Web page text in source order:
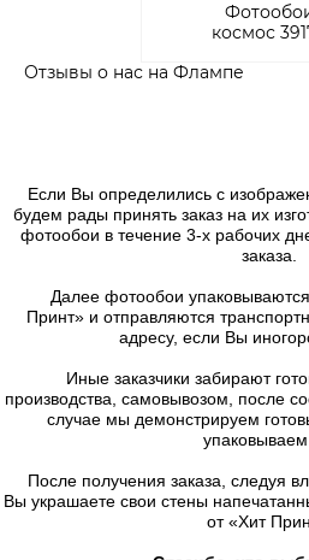
космос
Отзывы о нас на Флампе
Если Вы определились с
будем рады принять заказ на их
фотообои в течение 3-х рабочих
заказа.
Далее фотообои
Принт» и отправляются
адресу, если Вы
Иные заказчики забирают
производства, самовывозом, после
случае мы демонстрируем
упаковываем
После получения заказа, следуя
Вы украшаете свои стены
от «Хит